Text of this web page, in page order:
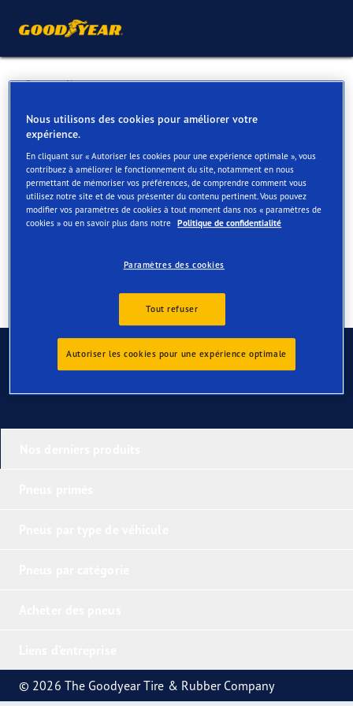
Retour liste
RENARD & FILS
Services disponibles en ligne et en magasin
Contact Services
Contactez-nous
© 2026 The Goodyear Tire & Rubber Company
Nous utilisons des cookies pour améliorer votre
expérience.
En cliquant sur « Autoriser les cookies pour une expérience optimale », vous
contribuez à améliorer le fonctionnement du site, notamment en nous
permettant de mémoriser vos préférences, de comprendre comment vous
utilisez notre site et de vous présenter du contenu pertinent. Vous pouvez
modifier vos paramètres de cookies à tout moment dans nos « paramètres de
cookies » ou en savoir plus dans notre Politique de confidentialité
Paramètres des cookies
Tout refuser
Autoriser les cookies pour une expérience optimale